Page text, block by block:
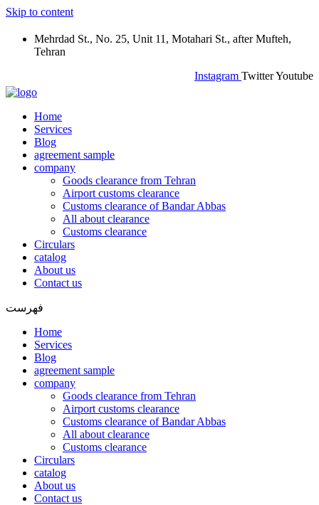
Skip to content
Mehrdad St., No. 25, Unit 11, Motahari St., after Mufteh,
Tehran
Instagram TwitterYoutube
Home
Services
Blog
agreement sample
company
Goods clearance from Tehran
Airport customs clearance
Customs clearance of Bandar Abbas
All about clearance
Customs clearance
Circulars
catalog
About us
Contact us
فهرست
Home
Services
Blog
agreement sample
company
Goods clearance from Tehran
Airport customs clearance
Customs clearance of Bandar Abbas
All about clearance
Customs clearance
Circulars
catalog
About us
Contact us